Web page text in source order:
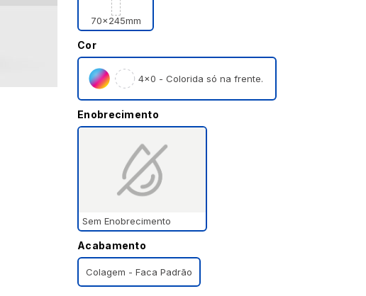
70x245mm
Cor
4×0 - Colorida só na frente.
Enobrecimento
Sem Enobrecimento
Acabamento
Colagem - Faca Padrão